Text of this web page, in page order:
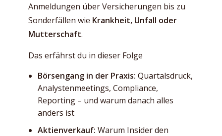
Anmeldungen über Versicherungen bis zu
Sonderfällen wie Krankheit, Unfall oder
Mutterschaft.
Das erfährst du in dieser Folge
Börsengang in der Praxis: Quartalsdruck,
Analystenmeetings, Compliance,
Reporting – und warum danach alles
anders ist
Aktienverkauf: Warum Insider den